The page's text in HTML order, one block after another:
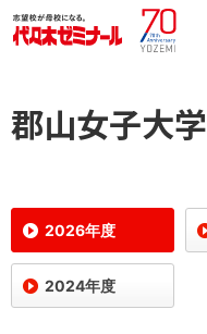
郡山女子大学
2026年度
2024年度